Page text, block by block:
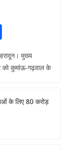
ar मुख्य
को कुमांऊ-गढ़वाल के
के लिए 80 करोड़